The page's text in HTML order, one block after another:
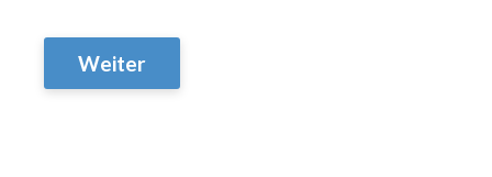
Weiter